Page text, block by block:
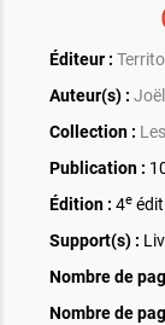
Éditeur :
Auteur(s) :
Collection :
Publication :
Édition : 4e
Support(s) :
Nombre de
Nombre de